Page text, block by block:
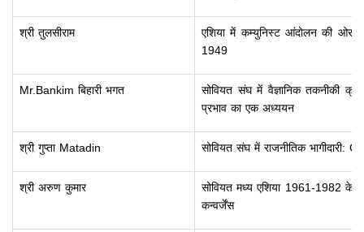
श्री तुलसीराम
एशिया में कम्युनिस्ट आंदोलन की ओर
1949
Mr.Bankim बिहारी भगत
सोवियत संघ में वैज्ञानिक तकनीकी
प्रभाव का एक अध्ययन
श्री गुप्ता Matadin सोवियत संघ में राजनीतिक
श्री अरुण कुमार
सोवियत मध्य एशिया 1961-1982
कन्वर्जेंस